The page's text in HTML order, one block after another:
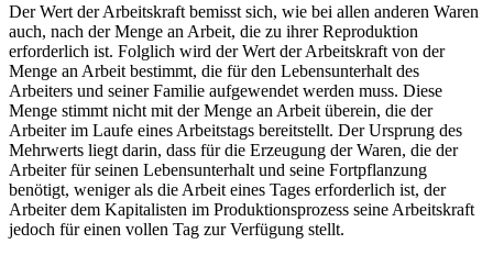
Der Wert der Arbeitskraft bemisst sich, wie bei allen anderen Waren
auch, nach der Menge an Arbeit, die zu ihrer Reproduktion
erforderlich ist. Folglich wird der Wert der Arbeitskraft von der
Menge an Arbeit bestimmt, die für den Lebensunterhalt des
Arbeiters und seiner Familie aufgewendet werden muss. Diese
Menge stimmt nicht mit der Menge an Arbeit überein, die der
Arbeiter im Laufe eines Arbeitstags bereitstellt. Der Ursprung des
Mehrwerts liegt darin, dass für die Erzeugung der Waren, die der
Arbeiter für seinen Lebensunterhalt und seine Fortpflanzung
benötigt, weniger als die Arbeit eines Tages erforderlich ist, der
Arbeiter dem Kapitalisten im Produktionsprozess seine Arbeitskraft
jedoch für einen vollen Tag zur Verfügung stellt.